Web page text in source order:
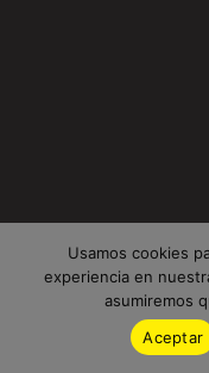
Usamos cookies
experiencia en
asumiremos
Aceptar